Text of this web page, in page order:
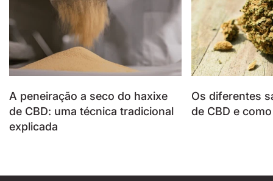
A peneiração a seco do haxixe
de CBD: uma técnica tradicional
explicada
Os diferentes
de CBD e